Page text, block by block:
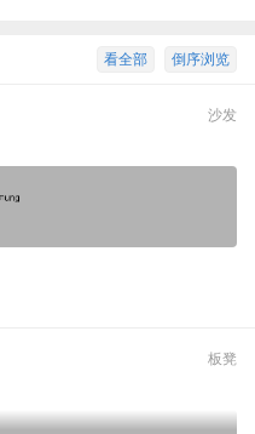
倒序浏览
看全部
沙发
板凳